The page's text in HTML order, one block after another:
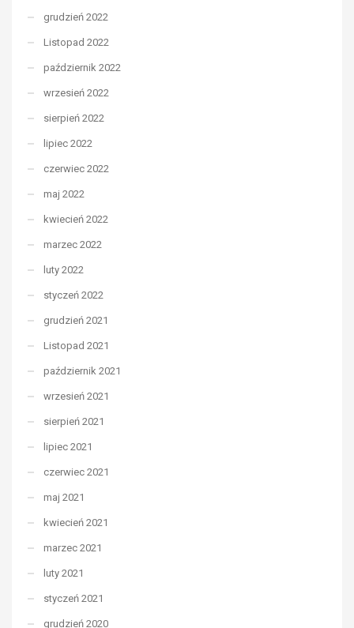
grudzień 2022
Listopad 2022
październik 2022
wrzesień 2022
sierpień 2022
lipiec 2022
czerwiec 2022
maj 2022
kwiecień 2022
marzec 2022
luty 2022
styczeń 2022
grudzień 2021
Listopad 2021
październik 2021
wrzesień 2021
sierpień 2021
lipiec 2021
czerwiec 2021
maj 2021
kwiecień 2021
marzec 2021
luty 2021
styczeń 2021
grudzień 2020